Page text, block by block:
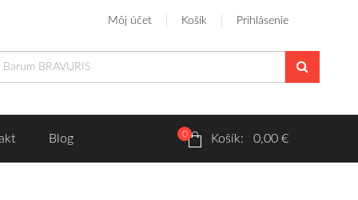
Môj účet Košík Prihlásenie
Blog 0 Košík: 0,00 €